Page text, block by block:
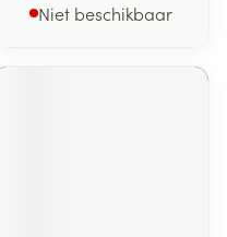
Niet beschikbaar